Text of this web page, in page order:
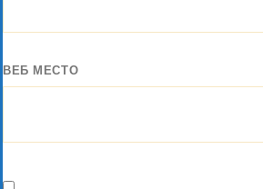
ВЕБ МЕСТО